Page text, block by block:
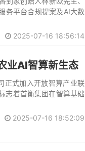
务平台合规提案及AI大数
2025-07-16 18:56:14
业AI智算新生态
正式加入开放智算产业联
志着首衡集团在智算基础
2025-07-16 18:52:09